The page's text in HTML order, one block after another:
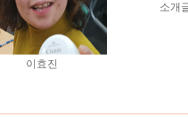
이효진
소개